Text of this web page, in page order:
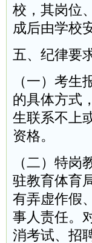
校，其岗位
成后由学校
五、纪律要
（一）考
的具体方式
生联系不上
资格。
（二）特
驻教育体育
有弄虚作假
事人责任。
消考试、招